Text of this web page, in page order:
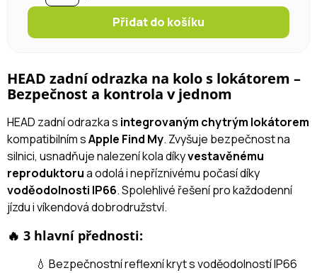
Přidat do košíku
HEAD zadní odrazka na kolo s lokátorem –
Bezpečnost a kontrola v jednom
HEAD zadní odrazka s integrovaným chytrým lokátorem
kompatibilním sApple Find My. Zvyšuje bezpečnost na
silnici, usnadňuje nalezení kola díkyvestavěnému
reproduktorua odolá i nepříznivému počasí díky
voděodolnosti IP66. Spolehlivé řešení pro každodenní
jízdu i víkendová dobrodružství.
🔥 3 hlavní přednosti:
💧 Bezpečnostní reflexní kryt s voděodolností IP66